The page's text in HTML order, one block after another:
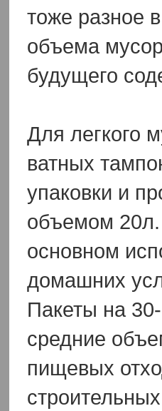
тоже разное
объема
будущего
Для легкого
ватных
упаковки и
объемом 20л.
основном
домашних
Пакеты на
средние
пищевых